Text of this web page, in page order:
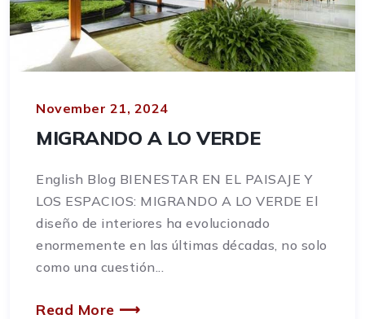
November 21, 2024
MIGRANDO A LO VERDE
English Blog BIENESTAR EN EL PAISAJE Y
LOS ESPACIOS: MIGRANDO A LO VERDE El
diseño de interiores ha evolucionado
enormemente en las últimas décadas, no solo
como una cuestión...
Read More ⟶